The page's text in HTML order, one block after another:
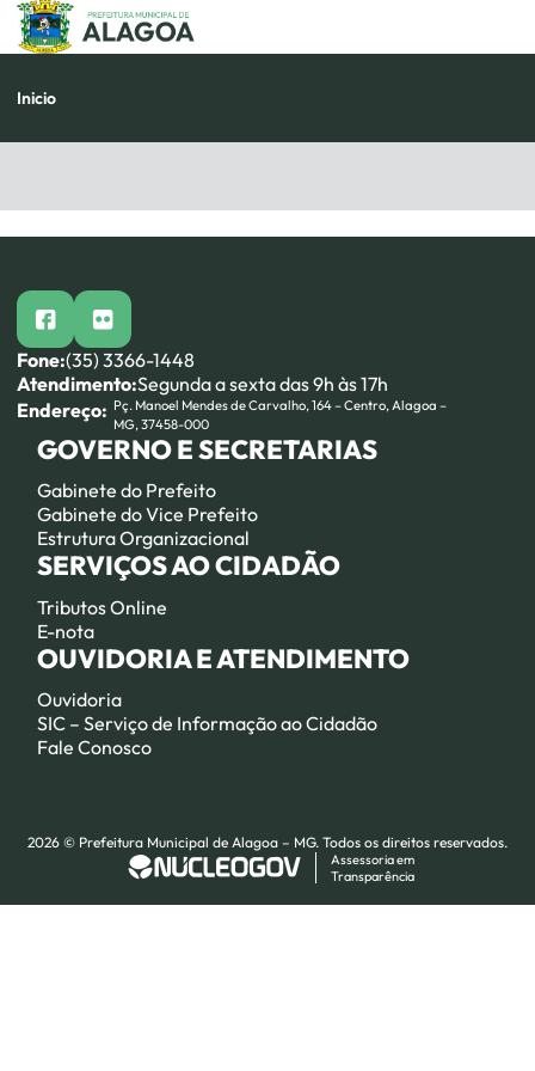
Pular
para
conteúdo
Inicio
facebookflickr
Fone:(35) 3366-1448
Atendimento:Segunda a sexta das 9h às 17h
Endereço: Pç. Manoel Mendes de Carvalho, 164 – Centro, Alagoa –
MG, 37458-000
GOVERNO E SECRETARIAS
Gabinete do Prefeito
Gabinete do Vice Prefeito
Estrutura Organizacional
SERVIÇOS AO CIDADÃO
Tributos Online
E-nota
OUVIDORIA E ATENDIMENTO
Ouvidoria
SIC – Serviço de Informação ao Cidadão
Fale Conosco
2026 © Prefeitura Municipal de Alagoa – MG. Todos os direitos reservados.
Assessoria em
Transparência